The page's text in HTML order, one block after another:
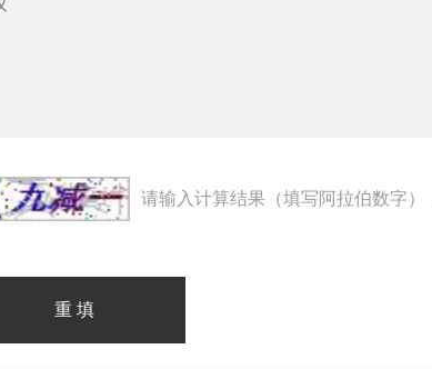
请输入计算结果（填写阿拉伯数字）